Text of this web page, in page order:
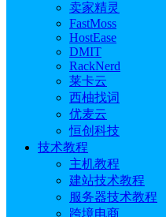
卖家精灵
FastMoss
HostEase
DMIT
RackNerd
莱卡云
西柚找词
优麦云
恒创科技
技术教程
主机教程
建站技术教程
服务器技术教程
跨境电商
UCloud针对香港云服务
香港轻量应用云主机、香
主机和香港裸金属方案，
ICP 备案，即开即用，开发
陆优化线路，运营商骨干网
活动地址：https://